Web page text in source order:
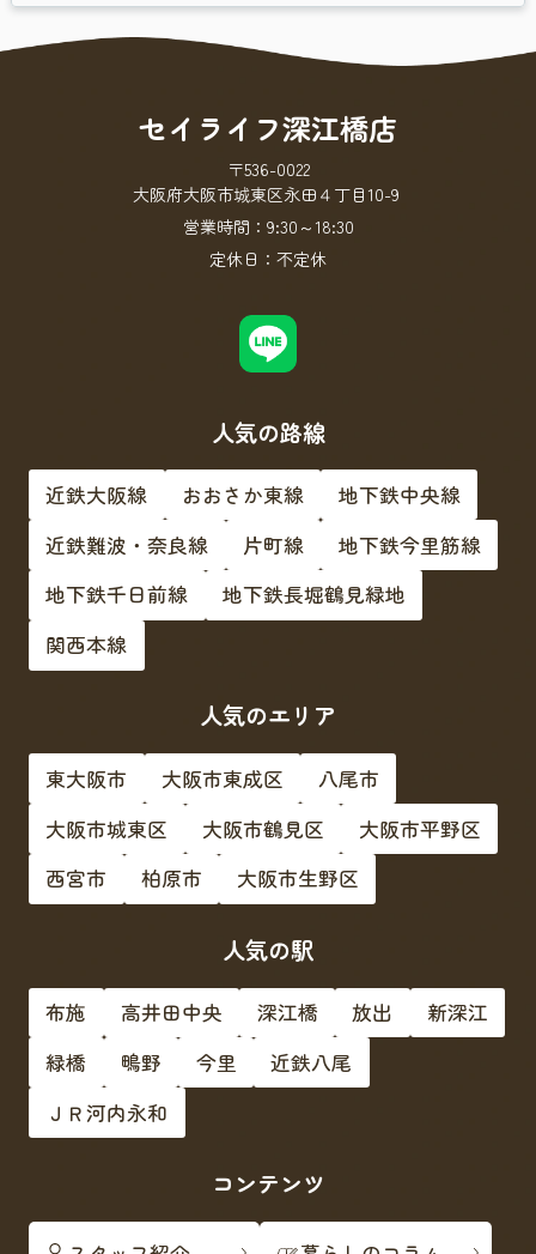
セイライフ深江橋店
〒536-0022
大阪府大阪市城東区永田４丁目10-9
営業時間： 9:30～18:30
定休日： 不定休
人気の路線
近鉄大阪線 おおさか東線
地下鉄中央線
近鉄難波・奈良線
片町線
地下鉄今里筋線
地下鉄千日前線
地下鉄長堀鶴見緑地
関西本線
人気のエリア
東大阪市 大阪市東成区
八尾市
大阪市城東区
大阪市鶴見区
大阪市平野区
西宮市
柏原市 大阪市生野区
人気の駅
布施 高井田中央 深江橋 放出
新深江
緑橋
鴫野 今里
近鉄八尾
ＪＲ河内永和
コンテンツ